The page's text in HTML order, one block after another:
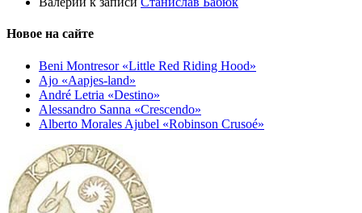
Новое на сайте
Beni Montresor «Little Red Riding Hood»
Ajo «Aapjes-land»
André Letria «Destino»
Alessandro Sanna «Crescendo»
Alberto Morales Ajubel «Robinson Crusoé»